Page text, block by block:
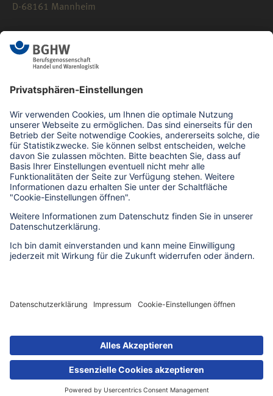
D-68161 Mannheim
0621 183-0
info(at)bghw.de
Kontaktformular
Bildrechte zu dieser Seite
Impressum
Erklärung zur Barrierefreiheit
Cookie-Einstellungen